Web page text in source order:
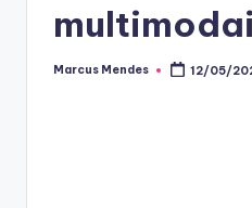
Posted
Marcus Mendes 12/05/